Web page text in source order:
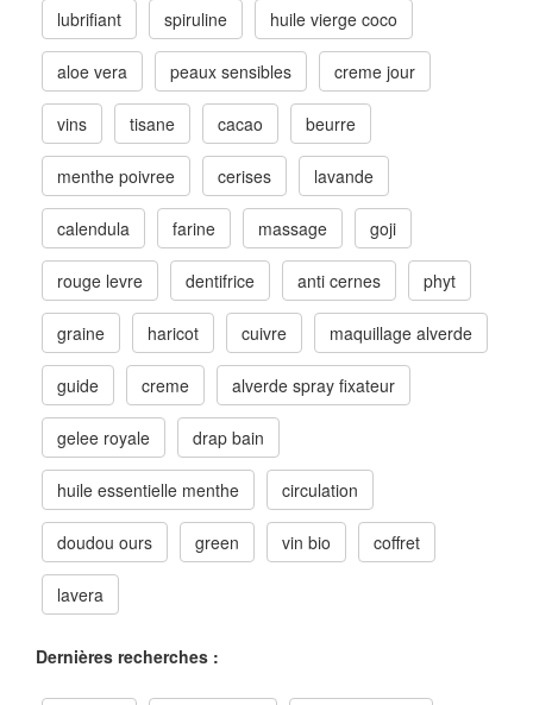
lubrifiant spiruline huile vierge coco
aloe vera peaux sensibles creme jour
vins tisane cacao beurre
menthe poivree cerises lavande
calendula farine massage goji
rouge levre dentifrice anti cernes phyt
graine haricot cuivre maquillage alverde
guide creme alverde spray fixateur
gelee royale drap bain
huile essentielle menthe circulation
doudou ours green vin bio coffret
lavera
Dernières recherches :